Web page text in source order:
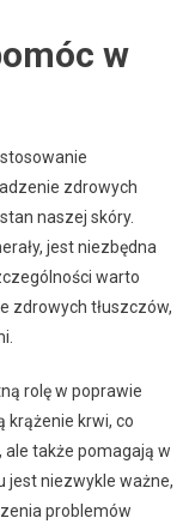
w
zdrowych
naszej skóry.
jest niezbędna
warto
zdrowych tłuszczów,
rolę w poprawie
krążenie krwi, co
także pomagają w
jest niezwykle ważne,
problemów